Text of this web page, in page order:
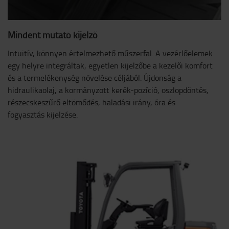
Mindent mutató kijelző
Intuitív, könnyen értelmezhető műszerfal. A vezérlőelemek
egy helyre integráltak, egyetlen kijelzőbe a kezelői komfort
és a termelékenység növelése céljából. Újdonság a
hidraulikaolaj, a kormányzott kerék-pozíció, oszlopdöntés,
részecskeszűrő eltömődés, haladási irány, óra és
fogyasztás kijelzése.